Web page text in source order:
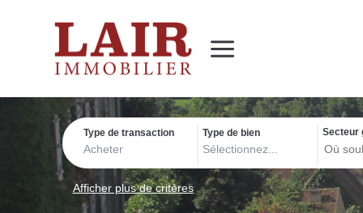
Immobilier
Nous découvrir
Nos services
Contact
Nos actualités
SUIVEZ-NOUS SUR LES RÉSEAUX SOCIAUX
Type de transaction
Acheter
Type de bien
Sélectionnez...
Secteur
Afficher plus de critères